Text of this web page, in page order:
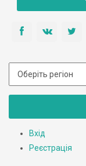
Вхід
Реєстрація